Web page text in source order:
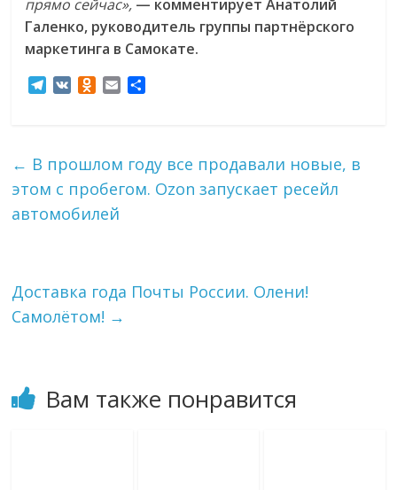
прямо сейчас», — комментирует Анатолий
Галенко, руководитель группы партнёрского
маркетинга в Самокате.
T
r
a
m
O
l
a
s
i
в
и
← В прошлом году все продавали новые, в
этом с пробегом. Ozon запускает ресейл
автомобилей
Доставка года Почты России. Олени!
Самолётом! →
Вам также понравится